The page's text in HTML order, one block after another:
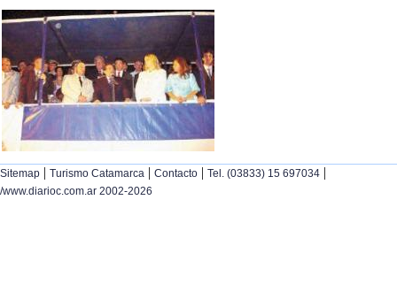
Sitemap | Turismo Catamarca | Contacto | Tel. (03833) 15 697034 |
/www.diarioc.com.ar 2002-2026